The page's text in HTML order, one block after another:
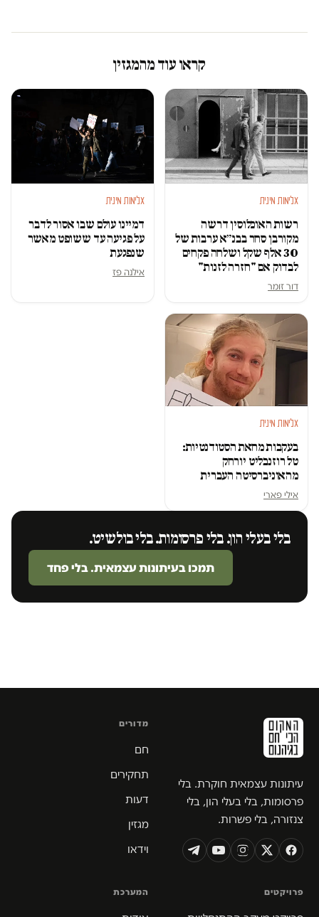
קראו עוד מהמגזין
אלימות מינית
רשות האוכלוסין דרשה
מקורבן סחר בבנ״א ערבות של
30 אלף שקל ושלחה פקחים
לבדוק אם "חזרה לזנות"
דור זומר
אלימות מינית
דמיינו עולם שבו אסור לדבר
על פגיעה עד ששופט מאשר
שנפגעת
אילנה פז
אלימות מינית
בעקבות מחאת הסטודנטיות:
טל רוזנבליט יורחק
מהאוניברסיטה העברית
אילי פארי
בלי בעלי הון. בלי פרסומות. בלי בולשיט.
תמכו בעיתונות עצמאית. בלי פחד
עיתונות עצמאית חוקרת. בלי
פרסומות, בלי בעלי הון, בלי
צנזורה, בלי פשרות.
מדורים
חם
תחקירים
דעות
מגזין
וידאו
פרויקטים המערכת